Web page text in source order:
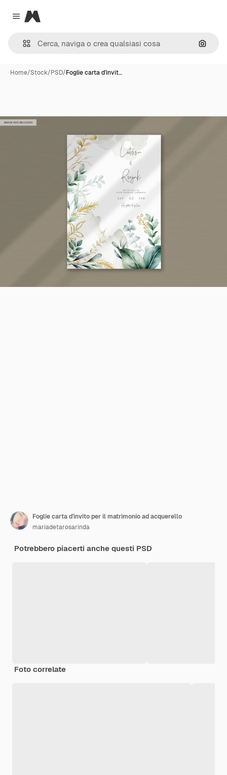
Close menu
Magnific
Cerca
Home/Stock/PSD/Foglie carta d'invit…
Foglie carta d'invito per il matrimonio ad acquerello
mariadetarosarinda
Potrebbero piacerti anche questi PSD
Foto correlate